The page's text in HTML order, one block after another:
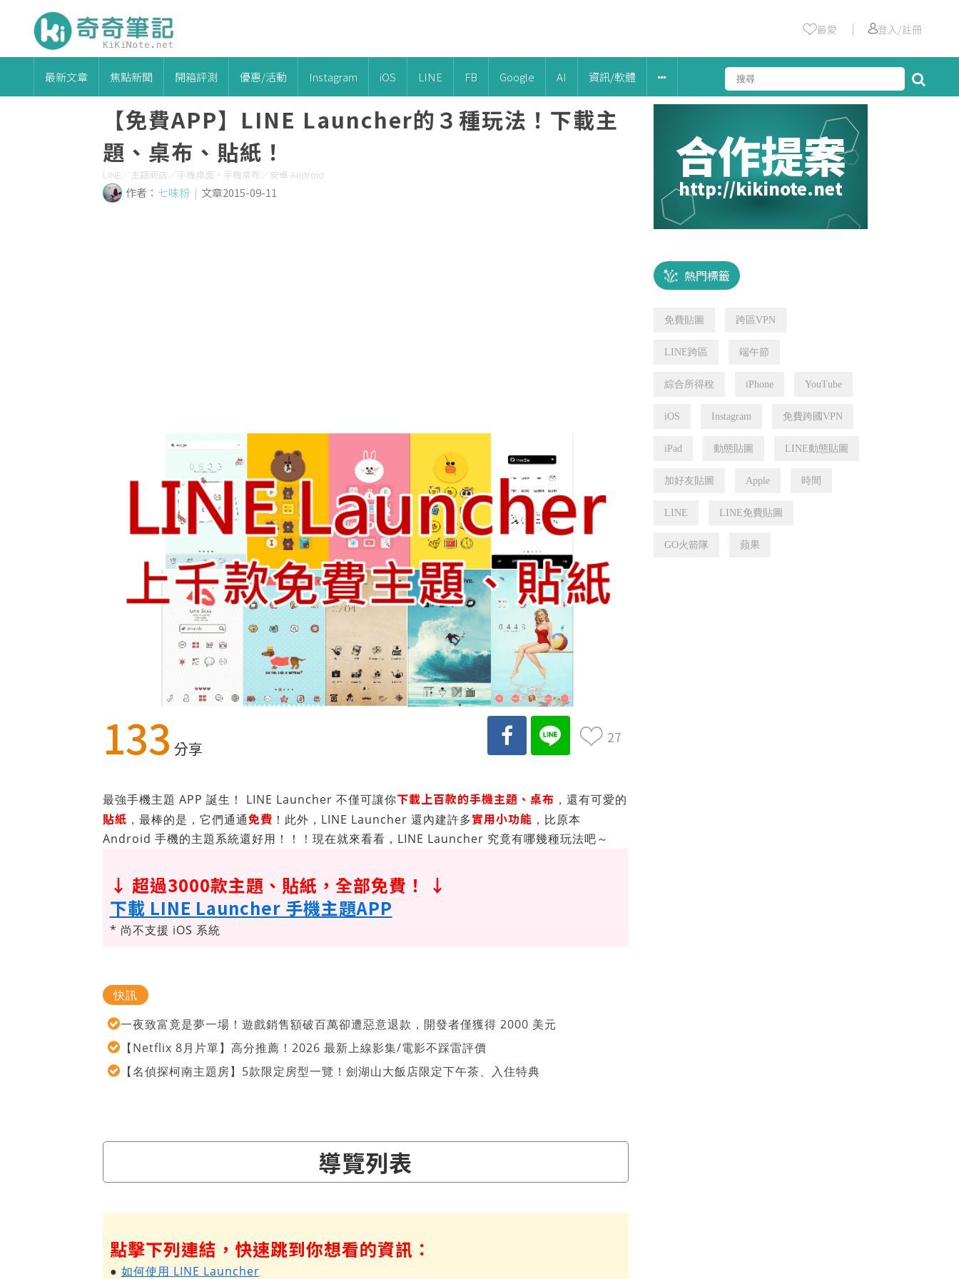
最愛 ｜ 登入/註冊
最新文章 焦點新聞 開箱評測 優惠/活動 Instagram iOS LINE FB Google AI 資訊/軟體
合作提案
http://kikinote.net
熱門標籤
免費貼圖 跨區VPN
LINE跨區 端午節
綜合所得稅 iPhone YouTube
iOS Instagram 免費跨國VPN
iPad 動態貼圖 LINE動態貼圖
加好友貼圖 Apple 時間
LINE LINE免費貼圖
GO火箭隊 蘋果
【免費APP】LINE Launcher的３種玩法！下載主
題、桌布、貼紙！
LINE／主題商店／手機桌面、手機桌布／安卓 Android
作者： 七味粉 | 文章2015-09-11
133 分享
27
最強手機主題 APP 誕生！ LINE Launcher 不僅可讓你下載上百款的手機主題、桌布 ，還有可愛的
貼紙 ，最棒的是，它們通通免費 ！此外，LINE Launcher 還內建許多實用小功能 ，比原本
Android 手機的主題系統還好用！！！現在就來看看，LINE Launcher 究竟有哪幾種玩法吧～
↓ 超過3000款主題、貼紙，全部免費！ ↓
下載 LINE Launcher 手機主題APP
* 尚不支援 iOS 系統
快訊
一夜致富竟是夢一場！遊戲銷售額破百萬卻遭惡意退款，開發者僅獲得 2000 美元
【Netflix 8月片單】高分推薦！2026 最新上線影集/電影不踩雷評價
【名偵探柯南主題房】5款限定房型一覽！劍湖山大飯店限定下午茶、入住特典
導覽列表
點擊下列連結，快速跳到你想看的資訊：
● 如何使用 LINE Launcher